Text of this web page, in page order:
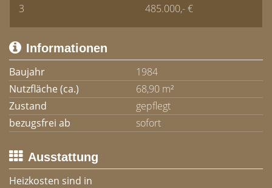
3
485.000,- €
Informationen
Baujahr
1984
Nutzfläche (ca.)
68,90 m²
Zustand
gepflegt
bezugsfrei ab
sofort
Ausstattung
Heizkosten sind in